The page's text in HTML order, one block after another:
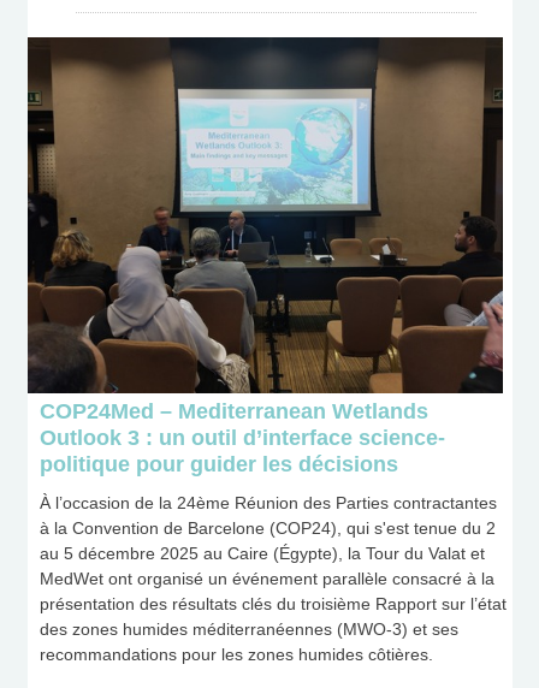
COP24Med – Mediterranean Wetlands
Outlook 3 : un outil d’interface science-
politique pour guider les décisions
À l’occasion de la 24ème Réunion des Parties contractantes
à la Convention de Barcelone (COP24), qui s'est tenue du 2
au 5 décembre 2025 au Caire (Égypte), la Tour du Valat et
MedWet ont organisé un événement parallèle consacré à la
présentation des résultats clés du troisième Rapport sur l’état
des zones humides méditerranéennes (MWO-3) et ses
recommandations pour les zones humides côtières.